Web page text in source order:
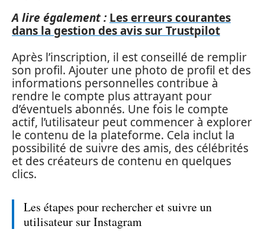
A lire également : Les erreurs courantes
dans la gestion des avis sur Trustpilot
Après l’inscription, il est conseillé de remplir
son profil. Ajouter une photo de profil et des
informations personnelles contribue à
rendre le compte plus attrayant pour
d’éventuels abonnés. Une fois le compte
actif, l’utilisateur peut commencer à explorer
le contenu de la plateforme. Cela inclut la
possibilité de suivre des amis, des célébrités
et des créateurs de contenu en quelques
clics.
Les étapes pour rechercher et suivre un
utilisateur sur Instagram